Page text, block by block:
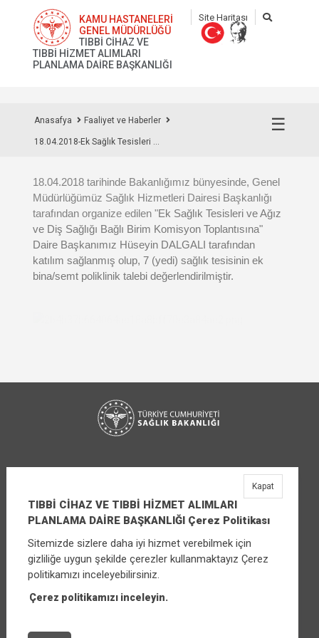
KAMU HASTANELERİ
GENEL MÜDÜRLÜĞÜ
TIBBİ CİHAZ VE
TIBBİ HİZMET ALIMLARI
PLANLAMA DAİRE BAŞKANLIĞI
Site Haritası
☰
Anasafya Faaliyet ve Haberler
18.04.2018-Ek Sağlık Tesisleri ...
18.04.2018 tarihinde Bakanlığımız bünyesinde, Genel
Müdürlüğümüz Sağlık Hizmetleri Dairesi Başkanlığı
tarafından organize edilen "Ek Sağlık Tesisleri ve Ağız
ve Diş Sağlığı Bağlı Birim Komisyon Toplantısına"
Daire Başkanımız Hüseyin DALGALI tarafından
katılım sağlanmış olup, 7 (yedi) sağlık tesisinin ek
bina/semt poliklinik talebi değerlendirilmiştir.
TIBBİ CİHAZ VE TIBBİ HİZMET ALIMLARI
PLANLAMA DAİRE BAŞKANLIĞI
Üniversiteler Mahallesi Şehit Mehmet Bayraktar
Caddesi No:3 Çankaya/Ankara
TIBBİ CİHAZ VE TIBBİ HİZMET ALIMLARI
PLANLAMA DAİRE BAŞKANLIĞI Çerez Politikası
Sitemizde sizlere daha iyi hizmet verebilmek için
gizliliğe uygun şekilde çerezler kullanmaktayız Çerez
politikamızı inceleyebilirsiniz.
Çerez politikamızı inceleyin.
Kapat